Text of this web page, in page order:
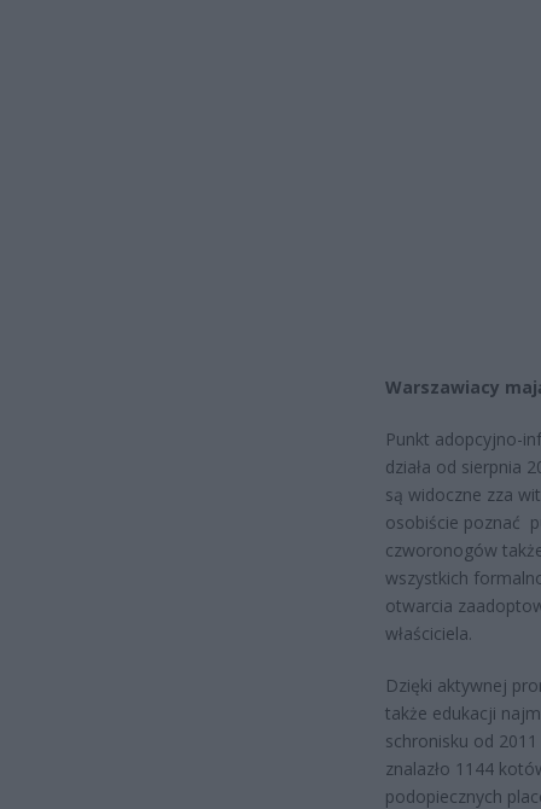
Warszawiacy
Punkt adopcyjno-
działa od sierpnia
są widoczne zza
osobiście poznać
czworonogów
wszystkich
otwarcia
właściciela.
Dzięki aktywnej
także edukacji
schronisku od
znalazło 1144
podopiecznych